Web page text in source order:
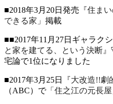
■2018年3月20日発売 『住ま
できる家」 掲載
■■2017年11月27日ギャラク
と家を建てる、という決断
宅論で1位になりました
■2017年3月25日 『大改造!!劇
（ABC）で「住之江の元長屋